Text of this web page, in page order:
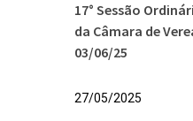
17° Sessão
da Câmara de
03/06/25
27/05/2025